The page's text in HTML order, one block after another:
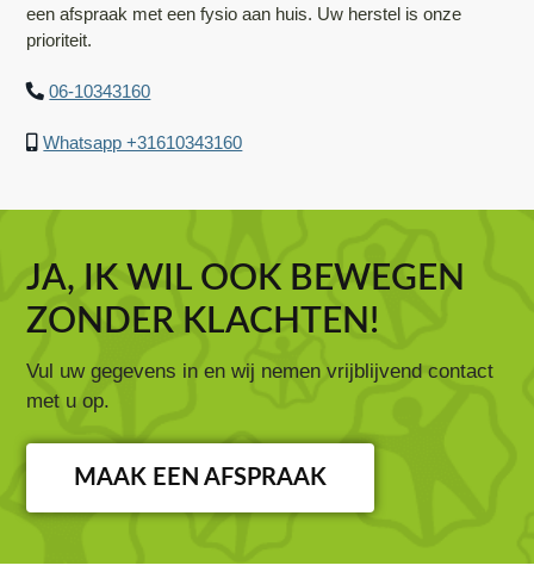
een afspraak met een fysio aan huis. Uw herstel is onze
prioriteit.
06-10343160
Whatsapp +31610343160
JA, IK WIL OOK BEWEGEN
ZONDER KLACHTEN!
Vul uw gegevens in en wij nemen vrijblijvend contact
met u op.
MAAK EEN AFSPRAAK